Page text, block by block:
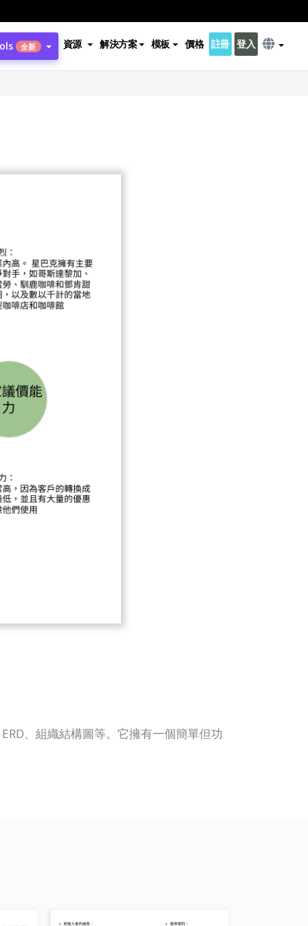
全新 資源 解決方案 模板 價格 註冊 登入
、組織結構圖等。它擁有一個簡單但功